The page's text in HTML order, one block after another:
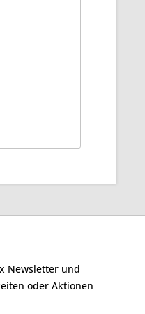
Newsletter und
oder Aktionen